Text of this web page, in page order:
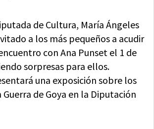
de Cultura, María Ángeles
a los más pequeños a acudir
con Ana Punset el 1 de
sorpresas para ellos.
una exposición sobre los
Guerra de Goya en la Diputación